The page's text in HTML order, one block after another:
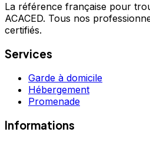
La référence française pour
ACACED. Tous nos
certifiés.
Services
Garde à domicile
Hébergement
Promenade
Informations